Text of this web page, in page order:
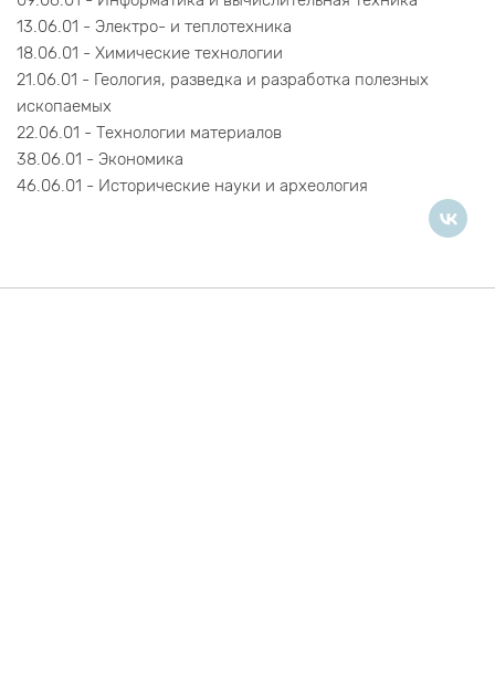
13.06.01 - Электро- и теплотехника
18.06.01 - Химические технологии
21.06.01 - Геология, разведка и разработка полезных
ископаемых
22.06.01 - Технологии материалов
38.06.01 - Экономика
46.06.01 - Исторические науки и археология